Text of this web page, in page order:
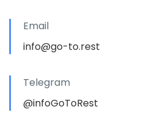
Email
info@go-to.rest
Telegram
@infoGoToRest